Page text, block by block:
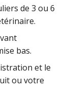
de 3 ou 6
bas.
et le
ou votre